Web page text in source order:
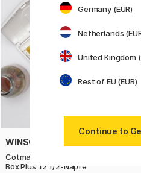
WINSOR & NEWTON
Cotman Aquarellfarbe Pocket
Box Plus 12 1/2-Näpfe
Germany (EUR)
Netherlands
United Kingdom
Rest of EU (EUR)
Continue to